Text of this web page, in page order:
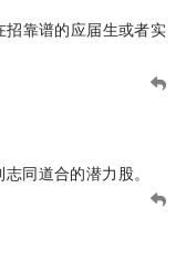
招靠谱的应届生或者实
同道合的潜力股。